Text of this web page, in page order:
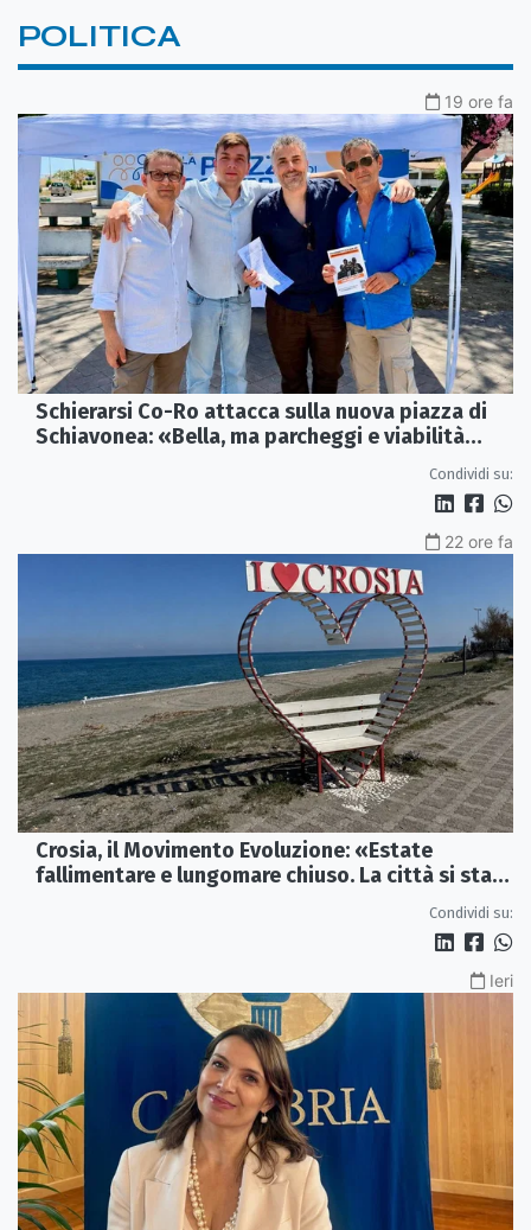
POLITICA
19 ore fa
Schierarsi Co-Ro attacca sulla nuova piazza di
Schiavonea: «Bella, ma parcheggi e viabilità
Condividi su:
22 ore fa
Crosia, il Movimento Evoluzione: «Estate
fallimentare e lungomare chiuso. La città si sta
Condividi su:
Ieri